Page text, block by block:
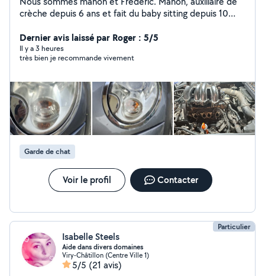
crèche depuis 6 ans et fait du baby sitting depuis 10
aider aux devoirs. J'aime aussi les animaux depuis toutes
petites j'ai des chiens et lapins et actuellement 2 chats.
Je suis disponible pour venir garder chats et chien et
mécanique auto et vélo. Étant dans une boîte de
société de vélo électrique il peut vous aider.
Dernier avis laissé par Roger : 5/5
Il y a 3 heures
très bien je recommande vivement
Garde de chat
Voir le profil Contacter
Particulier
Isabelle Steels
Aide dans divers domaines
Viry-Châtillon (Centre Ville 1)
5/5 (21 avis)